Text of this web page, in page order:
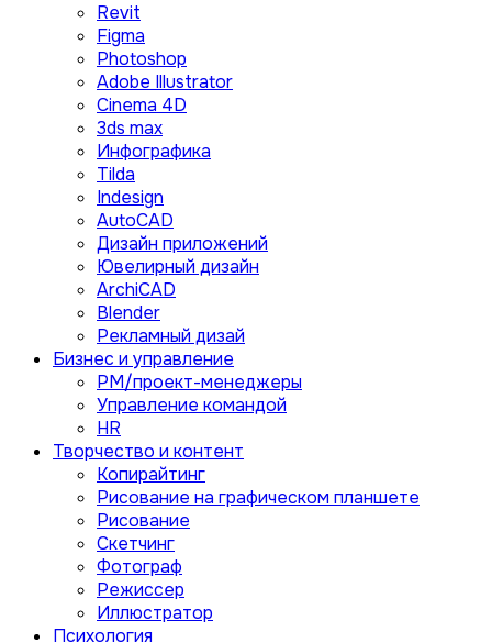
Revit
Figma
Photoshop
Adobe Illustrator
Сinema 4D
3ds max
Инфографика
Tilda
Indesign
AutoCAD
Дизайн приложений
Ювелирный дизайн
ArchiCAD
Blender
Рекламный дизай
Бизнес и управление
PM/проект-менеджеры
Управление командой
HR
Творчество и контент
Копирайтинг
Рисование на графическом планшете
Рисование
Скетчинг
Фотограф
Режиссер
Иллюстратор
Психология